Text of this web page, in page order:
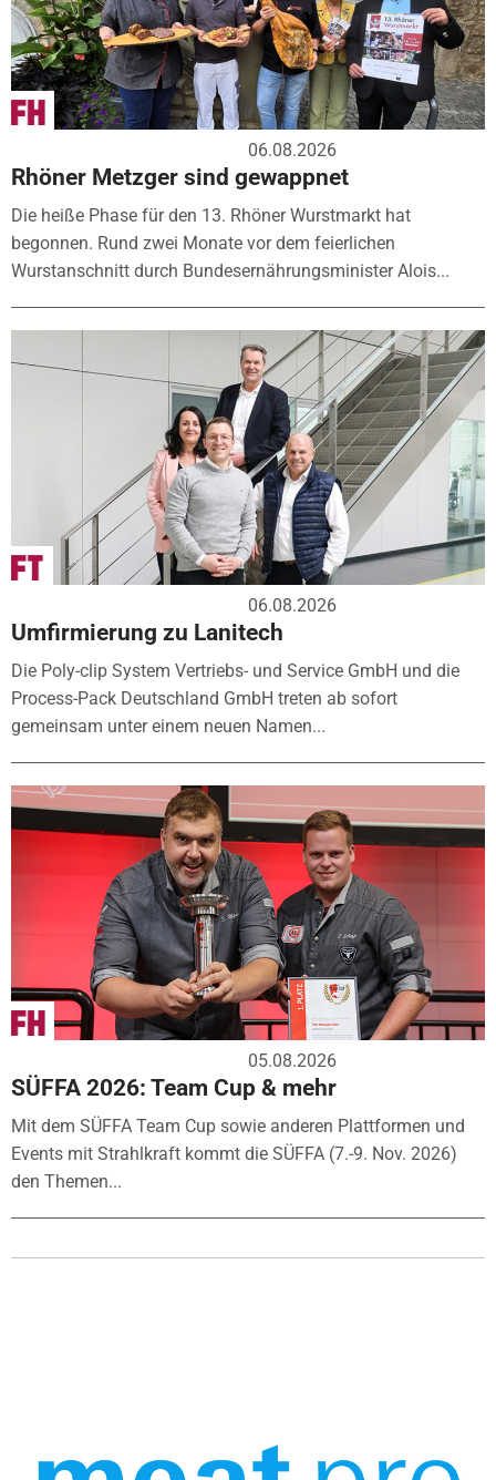
06.08.2026
Rhöner Metzger sind gewappnet
Die heiße Phase für den 13. Rhöner Wurstmarkt hat
begonnen. Rund zwei Monate vor dem feierlichen
Wurstanschnitt durch Bundesernährungsminister Alois...
06.08.2026
Umfirmierung zu Lanitech
Die Poly-clip System Vertriebs- und Service GmbH und die
Process-Pack Deutschland GmbH treten ab sofort
gemeinsam unter einem neuen Namen...
05.08.2026
SÜFFA 2026: Team Cup & mehr
Mit dem SÜFFA Team Cup sowie anderen Plattformen und
Events mit Strahlkraft kommt die SÜFFA (7.-9. Nov. 2026)
den Themen...